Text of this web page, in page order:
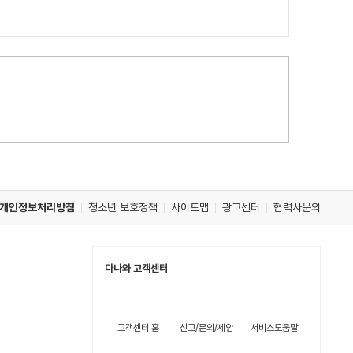
개인정보처리방침 청소년 보호정책 사이트맵 광고센터 협력사문의
다나와 고객센터
고객센터 홈 신고/문의/제안 서비스도움말